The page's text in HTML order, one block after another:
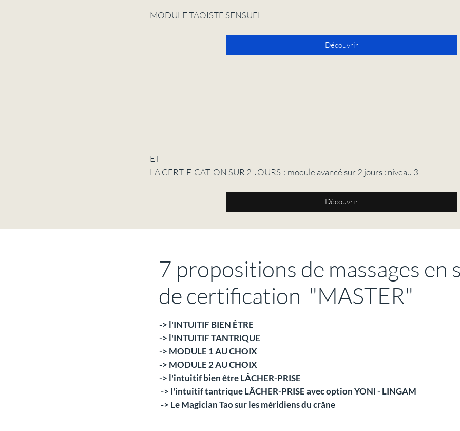
MODULE TAOISTE SENSUEL
Découvrir
ET
LA CERTIFICATION SUR 2 JOURS : module avancé sur 2 jours : niveau 3
Découvrir
7 propositions de massages en
de certification "MASTER"
-> l'INTUITIF BIEN ÊTRE
-> l'INTUITIF TANTRIQUE
-> MODULE 1 AU CHOIX
-> MODULE 2 AU CHOIX
-> l'intuitif bien être LÂCHER-PRISE
-> l'intuitif tantrique LÂCHER-PRISE avec option YONI - LINGAM
-> Le Magician Tao sur les méridiens du crâne